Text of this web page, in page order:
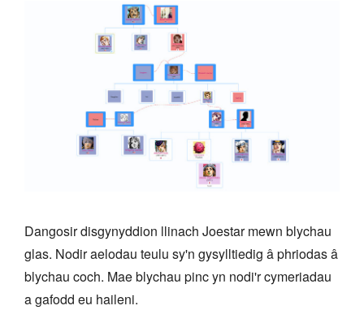
Dangosir disgynyddion llinach Joestar mewn blychau
glas. Nodir aelodau teulu sy'n gysylltiedig â phriodas â
blychau coch. Mae blychau pinc yn nodi'r cymeriadau
a gafodd eu haileni.